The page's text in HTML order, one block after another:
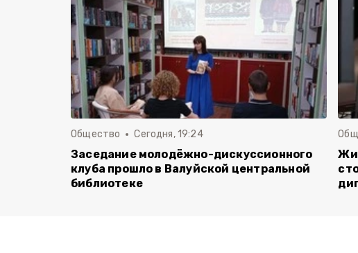
Общество Сегодня, 19:24
Заседание молодёжно-дискуссионного
клуба прошло в Валуйской центральной
библиотеке